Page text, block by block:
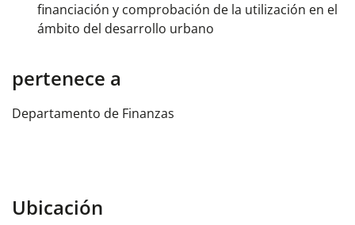
financiación y comprobación de la utilización en el
ámbito del desarrollo urbano
pertenece a
Departamento de Finanzas
Ubicación